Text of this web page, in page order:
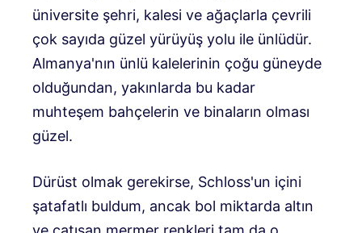
üniversite şehri, kalesi ve ağaçlarla çevrili
çok sayıda güzel yürüyüş yolu ile ünlüdür.
Almanya'nın ünlü kalelerinin çoğu güneyde
olduğundan, yakınlarda bu kadar
muhteşem bahçelerin ve binaların olması
güzel.
Dürüst olmak gerekirse, Schloss'un içini
şatafatlı buldum, ancak bol miktarda altın